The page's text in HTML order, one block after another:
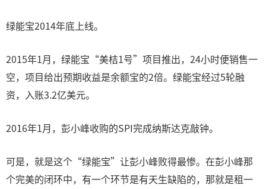
绿能宝2014年底上线。
2015年1月，绿能宝“美桔1号”项目推出，24小时便销售一
空，项目给出预期收益是余额宝的2倍。绿能宝经过5轮融
资，入账3.2亿美元。
2016年1月，彭小峰收购的SPI完成纳斯达克敲钟。
可是，就是这个“绿能宝”让彭小峰败得最惨。在彭小峰那
个完美的闭环中，有一个环节是有天生缺陷的，那就是租一